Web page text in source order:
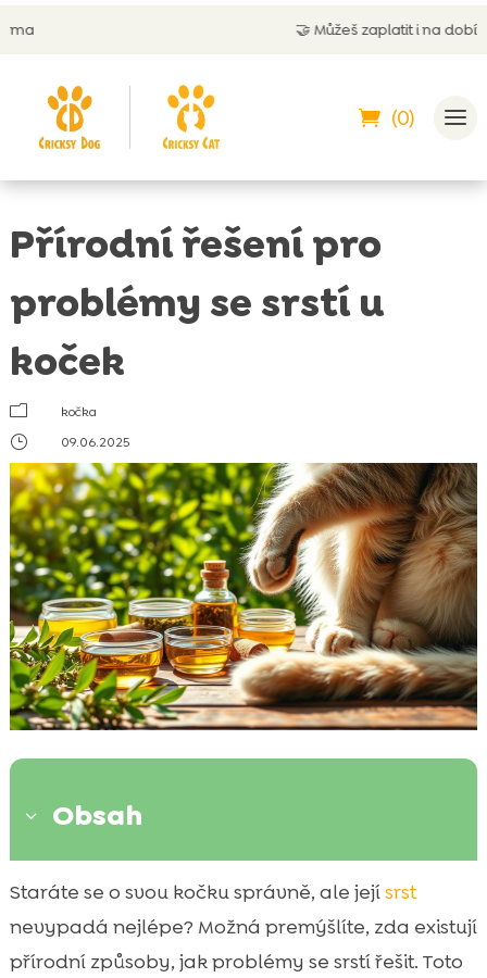
Můžeš zaplatit i na dobírku
(0)
Přírodní řešení pro
problémy se srstí u
koček
m
kočka
}
09.06.2025
3 Obsah
 Příčiny problémů se srstí u koček
 Význam přírodní péče
 Výživa a problémy se srstí
Staráte se o svou kočku správně, ale jejísrst
nevypadá nejlépe? Možná premýšlíte, zda existují
přírodní způsoby, jak problémy se srstí řešit. Toto